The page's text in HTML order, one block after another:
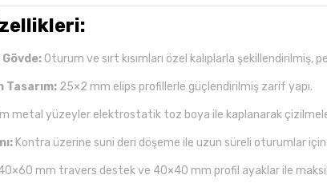
Gövde: Oturum ve sırt kısımları özel kalıplarla şekillendirilmiş,
Tasarım: 25×2 mm elips profillerle güçlendirilmiş zarif yapı.
metal yüzeyler elektrostatik toz boya ile kaplanarak
Kontra üzerine suni deri döşeme ile uzun süreli oturumlar
mm travers destek ve 40×40 mm profil ayaklar ile